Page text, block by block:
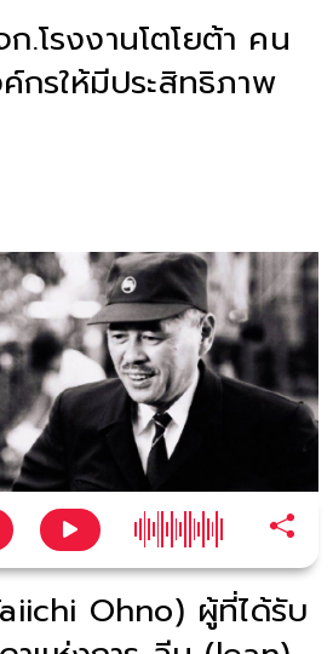
.โรงงานโตโยต้า คน
กรให้มีประสิทธิภาพ
Ohno) ผู้ที่ได้รับ